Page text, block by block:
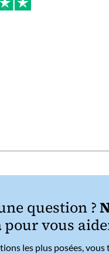
question ?
pour vous
les plus posées, vous